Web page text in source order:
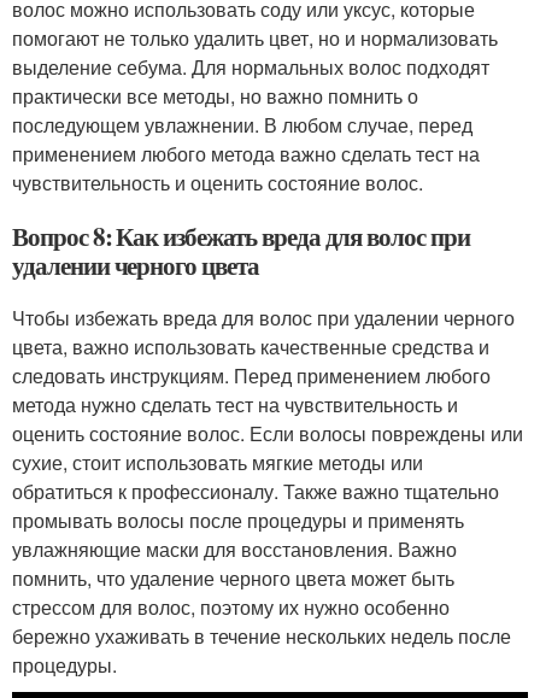
волос можно использовать соду или уксус, которые
помогают не только удалить цвет, но и нормализовать
выделение себума. Для нормальных волос подходят
практически все методы, но важно помнить о
последующем увлажнении. В любом случае, перед
применением любого метода важно сделать тест на
чувствительность и оценить состояние волос.
Вопрос 8: Как избежать вреда для волос при
удалении черного цвета
Чтобы избежать вреда для волос при удалении черного
цвета, важно использовать качественные средства и
следовать инструкциям. Перед применением любого
метода нужно сделать тест на чувствительность и
оценить состояние волос. Если волосы повреждены или
сухие, стоит использовать мягкие методы или
обратиться к профессионалу. Также важно тщательно
промывать волосы после процедуры и применять
увлажняющие маски для восстановления. Важно
помнить, что удаление черного цвета может быть
стрессом для волос, поэтому их нужно особенно
бережно ухаживать в течение нескольких недель после
процедуры.